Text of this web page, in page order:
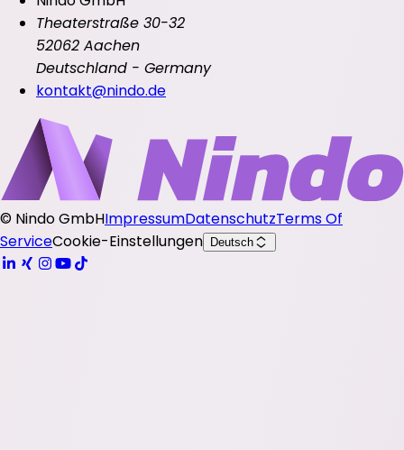
Theaterstraße 30-32
52062 Aachen
Deutschland - Germany
kontakt@nindo.de
© Nindo GmbHImpressumDatenschutzTerms Of
ServiceCookie-Einstellungen Deutsch